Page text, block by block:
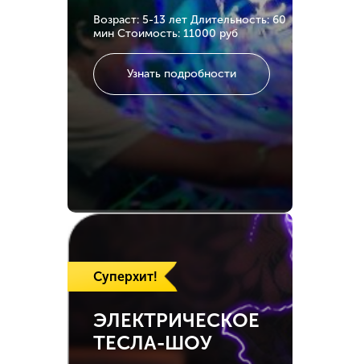
Возраст: 5-13 лет Длительность: 60
минСтоимость: 11000 руб
Узнать подробности
Суперхит!
ЭЛЕКТРИЧЕСКОЕ
ТЕСЛА-ШОУ